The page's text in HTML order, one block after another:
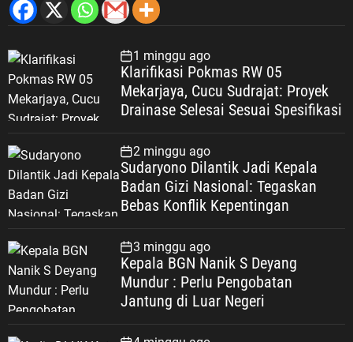
1 minggu ago
Klarifikasi Pokmas RW 05
Mekarjaya, Cucu Sudrajat: Proyek
Drainase Selesai Sesuai Spesifikasi
2 minggu ago
Sudaryono Dilantik Jadi Kepala
Badan Gizi Nasional: Tegaskan
Bebas Konflik Kepentingan
3 minggu ago
Kepala BGN Nanik S Deyang
Mundur : Perlu Pengobatan
Jantung di Luar Negeri